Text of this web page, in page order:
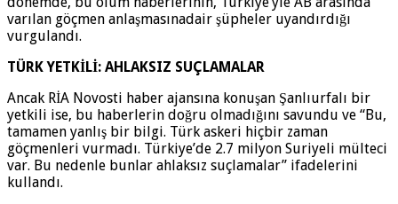
varılan göçmen anlaşmasınadair şüpheler uyandırdığı
vurgulandı.
TÜRK YETKİLİ: AHLAKSIZ SUÇLAMALAR
Ancak RİA Novosti haber ajansına konuşan Şanlıurfalı bir
yetkili ise, bu haberlerin doğru olmadığını savundu ve “Bu,
tamamen yanlış bir bilgi. Türk askeri hiçbir zaman
göçmenleri vurmadı. Türkiye’de 2.7 milyon Suriyeli mülteci
var. Bu nedenle bunlar ahlaksız suçlamalar” ifadelerini
kullandı.